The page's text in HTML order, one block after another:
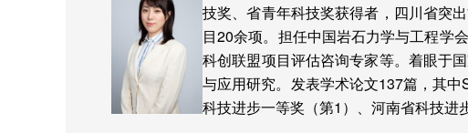
技奖、省青年科技奖获得者，四川省突
目20余项。担任中国岩石力学与工程学
科创联盟项目评估咨询专家等。着眼于
与应用研究。发表学术论文137篇，其中
科技进步一等奖（第1 ）、河南省科技进